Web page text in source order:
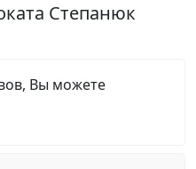
Степанюк
Вы можете